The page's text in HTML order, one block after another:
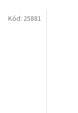
Kód: 25881